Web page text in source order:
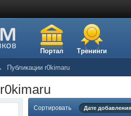
Портал Тренинги
Публикации r0kimaru
Сортировать Дате добавления